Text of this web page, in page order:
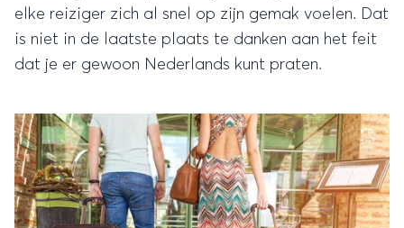
elke reiziger zich al snel op zijn gemak voelen. Dat
is niet in de laatste plaats te danken aan het feit
dat je er gewoon Nederlands kunt praten.